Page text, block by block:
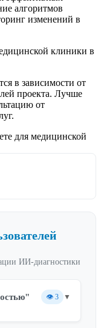
алгоритмов
изменений в
клиники в
в зависимости от
проекта. Лучше
от
для медицинской
ИИ-диагностики
👁️ 3 ▼